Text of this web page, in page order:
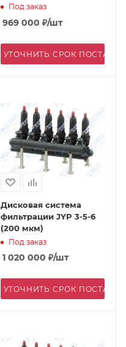
Под заказ
969 000 ₽/шт
УТОЧНИТЬ СРОК
Дисковая система
фильтрации JYP 3-5-6
(200 мкм)
Под заказ
1 020 000 ₽/шт
УТОЧНИТЬ СРОК